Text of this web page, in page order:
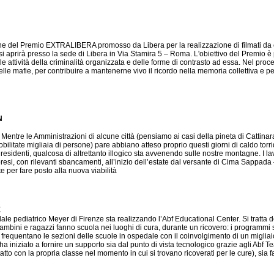
del Premio EXTRALIBERA promosso da Libera per la realizzazione di filmati
aprirà presso la sede di Libera in Via Stamira 5 – Roma. L'obiettivo del Premio
attività della criminalità organizzata e delle forme di contrasto ad essa. Nel
mafie, per contribuire a mantenerne vivo il ricordo nella memoria collettiva e
le Amministrazioni di alcune città (pensiamo ai casi della pineta di
migliaia di persone) pare abbiano atteso proprio questi giorni di caldo
qualcosa di altrettanto illogico sta avvenendo sulle nostre montagne. I
con rilevanti sbancamenti, all’inizio dell’estate dal versante di Cima
per fare posto alla nuova viabilità
pediatrico Meyer di Firenze sta realizzando l’Abf Educational Center. Si tratta
e ragazzi fanno scuola nei luoghi di cura, durante un ricovero: i
le sezioni delle scuole in ospedale con il coinvolgimento di un
iniziato a fornire un supporto sia dal punto di vista tecnologico grazie agli Abf
con la propria classe nel momento in cui si trovano ricoverati per le cure), sia